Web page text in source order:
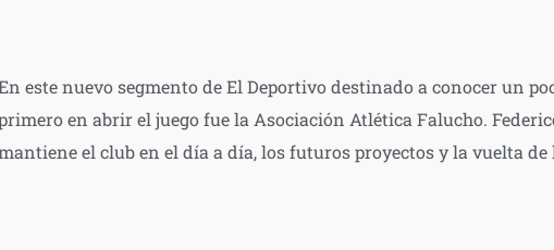
este nuevo segmento de El Deportivo destinado a conocer un
en abrir el juego fue la Asociación Atlética Falucho.
el club en el día a día, los futuros proyectos y la vuelta